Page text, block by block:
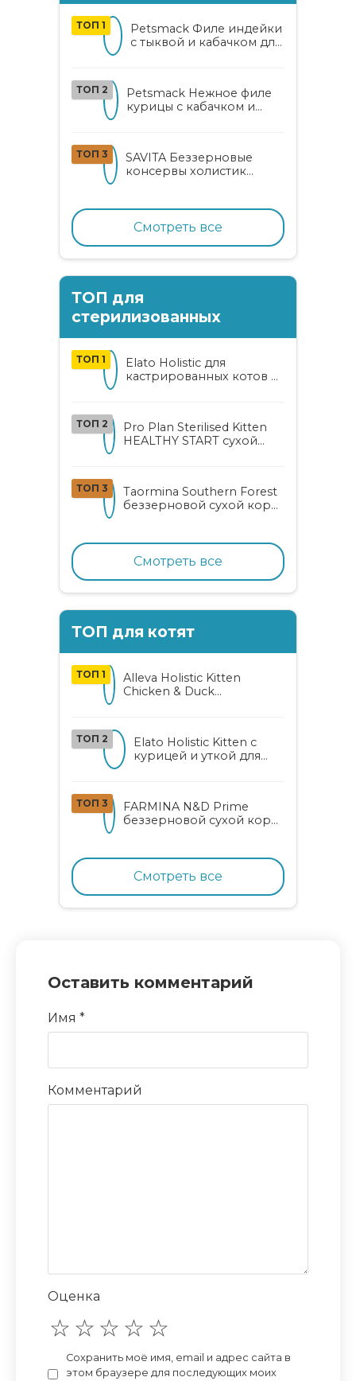
ТОП 1
Petsmack Филе индейки
с тыквой и кабачком для
ТОП 2
Petsmack Нежное филе
курицы с кабачком и
ТОП 3
SAVITA Беззерновые
консервы холистик
Смотреть все
ТОП для
стерилизованных
ТОП 1
Elato Holistic для
кастрированных котов и
ТОП 2
Pro Plan Sterilised Kitten
HEALTHY START сухой
лососем
ТОП 3
Taormina Southern Forest
беззерновой сухой корм
ягодами и овощами
Смотреть все
ТОП для котят
ТОП 1
Alleva Holistic Kitten
Chicken & Duck
ТОП 2
Elato Holistic Kitten с
курицей и уткой для
ТОП 3
FARMINA N&D Prime
беззерновой сухой корм
курицей и гранатом
Смотреть все
Оставить комментарий
Имя *
Комментарий
Оценка
Сохранить моё имя, email и адрес сайта в
этом браузере для последующих моих